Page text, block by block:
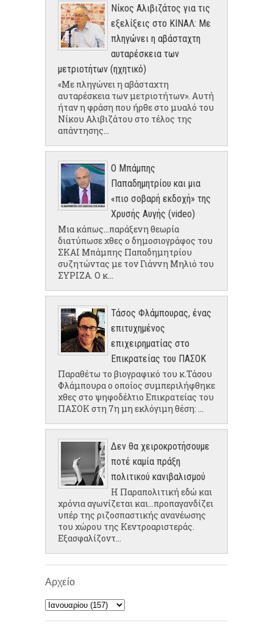
Νίκος Αλιβιζάτος για τις
εξελίξεις στο ΚΙΝΑΛ: Με
πληγώνει η αβάσταχτη
αυταρέσκεια των
μετριοτήτων (ηχητικό)
«Με πληγώνει η αβάσταχτη
αυταρέσκεια των μετριοτήτων». Αυτή
ήταν η φράση που ήρθε στο μυαλό του
Νίκου Αλιβιζάτου στο τέλος της
απάντησης...
Ο Μπάμπης
Παπαδημητρίου και μια
«πιο σοβαρή εκδοχή» της
Χρυσής Αυγής (video)
Μια κάπως...παράξενη θεωρία
διατύπωσε χθες ο δημοσιογράφος του
ΣΚΑΙ Μπάμπης Παπαδημητρίου
συζητώντας με τον Γιάννη Μηλιό του
ΣΥΡΙΖΑ. Ο κ...
Τάσος Φλάμπουρας, ένας
επιτυχημένος
επιχειρηματίας στο
Επικρατείας του ΠΑΣΟΚ
Παραθέτω το βιογραφικό του κ.Τάσου
Φλάμπουρα ο οποίος συμπεριλήφθηκε
χθες στο ψηφοδέλτιο Επικρατείας του
ΠΑΣΟΚ στη 7η μη εκλόγιμη θέση: ...
Δεν θα χειροκροτήσουμε
ποτέ καμία πράξη
πολιτικού κανιβαλισμού
Η Παραπολιτική εδώ και
χρόνια αγωνίζεται και...προπαγανδίζει
υπέρ της ριζοσπαστικής ανανέωσης
του χώρου της Κεντροαριστεράς.
Εξασφαλίζοντ...
Αρχείο